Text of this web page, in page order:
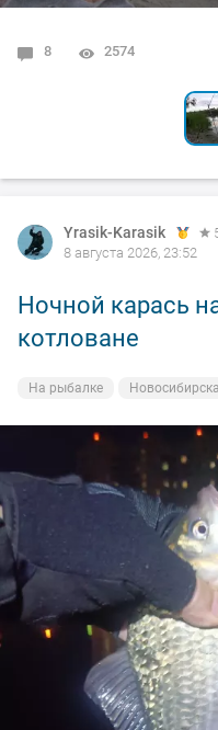
8 2574
1 3867
Yrasik-Karasik
8 августа 2026, 23:52
Ночной карась
котловане
На рыбалке